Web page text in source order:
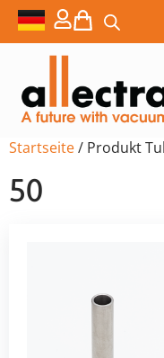
Startseite/ Produkt
50